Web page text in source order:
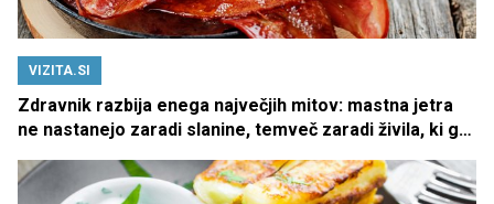
VIZITA.SI
Zdravnik razbija enega največjih mitov: mastna jetra
ne nastanejo zaradi slanine, temveč zaradi živila, ki ga